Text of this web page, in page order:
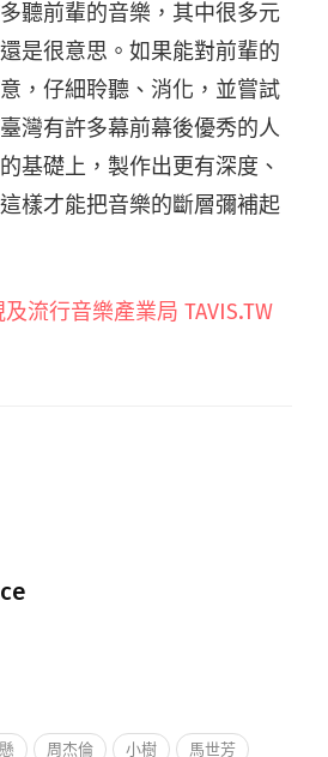
聽前輩的音樂，其中很多元
是很意思。如果能對前輩的
，仔細聆聽、消化，並嘗試
灣有許多幕前幕後優秀的人
基礎上，製作出更有深度、
樣才能把音樂的斷層彌補起
及流行音樂產業局 TAVIS.TW
周杰倫 小樹 馬世芳